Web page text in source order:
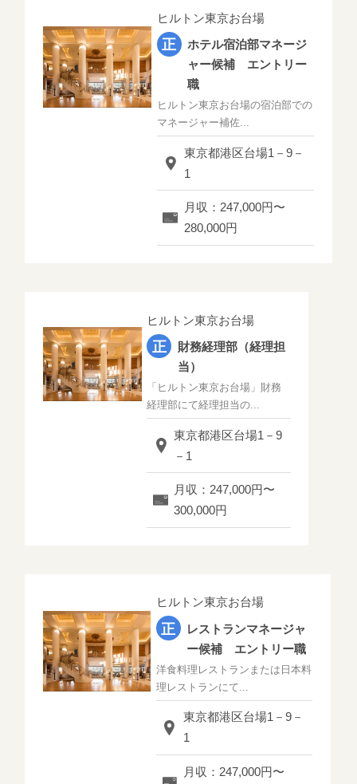
ヒルトン東京お台場
ホテル宿泊部マネージ
ャー候補 エントリー
職
ヒルトン東京お台場の宿泊部での
マネージャー補佐...
東京都港区台場1－9－
1
月収：247,000円〜
280,000円
ヒルトン東京お台場
財務経理部（経理担
当）
「ヒルトン東京お台場」財務
経理部にて経理担当の...
東京都港区台場1－9
－1
月収：247,000円〜
300,000円
ヒルトン東京お台場
レストランマネージャ
ー候補 エントリー職
洋食料理レストランまたは日本料
理レストランにて...
東京都港区台場1－9－
1
月収：247,000円〜